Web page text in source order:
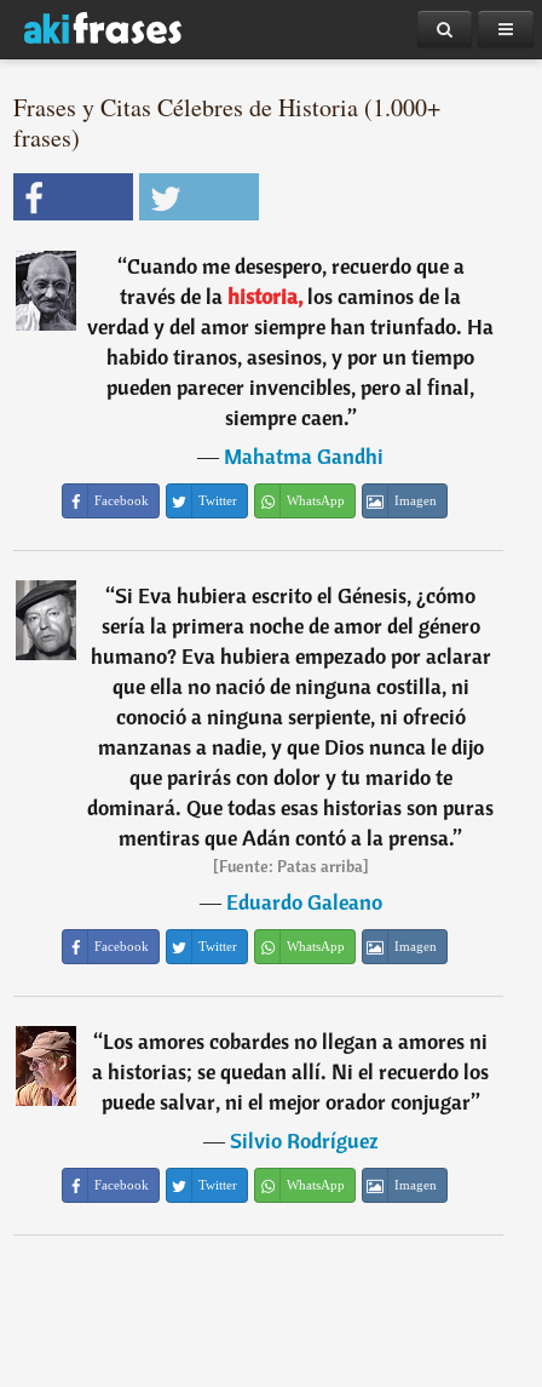
Frases y Citas Célebres de Historia (1.000+
frases)
“Cuando me desespero, recuerdo que a
través de la historia,los caminos de la
verdad y del amor siempre han triunfado. Ha
habido tiranos, asesinos, y por un tiempo
pueden parecer invencibles, pero al final,
siempre caen.”
―Mahatma Gandhi
Facebook Twitter WhatsApp Imagen
“Si Eva hubiera escrito el Génesis, ¿cómo
sería la primera noche de amor del género
humano? Eva hubiera empezado por aclarar
que ella no nació de ninguna costilla, ni
conoció a ninguna serpiente, ni ofreció
manzanas a nadie, y que Dios nunca le dijo
que parirás con dolor y tu marido te
dominará. Que todas esas historias son puras
mentiras que Adán contó a la prensa.”
[Fuente: Patas arriba]
―Eduardo Galeano
Facebook Twitter WhatsApp Imagen
“Los amores cobardes no llegan a amores ni
a historias; se quedan allí. Ni el recuerdo los
puede salvar, ni el mejor orador conjugar”
―Silvio Rodríguez
Facebook Twitter WhatsApp Imagen